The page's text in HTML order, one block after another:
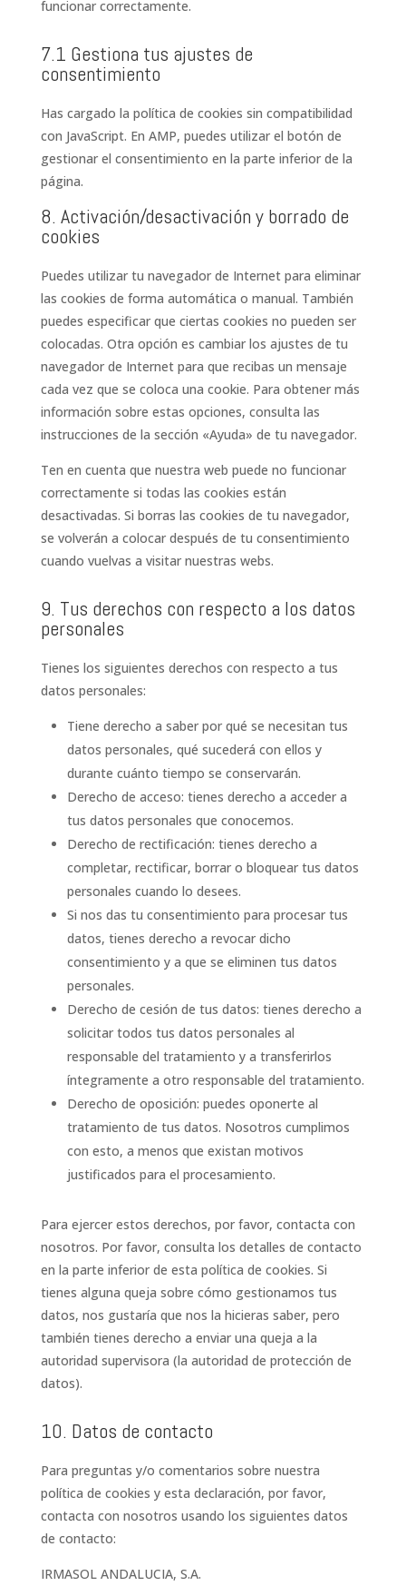
funcionar correctamente.
7.1 Gestiona tus ajustes de
consentimiento
Has cargado la política de cookies sin compatibilidad
con JavaScript. En AMP, puedes utilizar el botón de
gestionar el consentimiento en la parte inferior de la
página.
8. Activación/desactivación y borrado de
cookies
Puedes utilizar tu navegador de Internet para eliminar
las cookies de forma automática o manual. También
puedes especificar que ciertas cookies no pueden ser
colocadas. Otra opción es cambiar los ajustes de tu
navegador de Internet para que recibas un mensaje
cada vez que se coloca una cookie. Para obtener más
información sobre estas opciones, consulta las
instrucciones de la sección «Ayuda» de tu navegador.
Ten en cuenta que nuestra web puede no funcionar
correctamente si todas las cookies están
desactivadas. Si borras las cookies de tu navegador,
se volverán a colocar después de tu consentimiento
cuando vuelvas a visitar nuestras webs.
9. Tus derechos con respecto a los datos
personales
Tienes los siguientes derechos con respecto a tus
datos personales:
Tiene derecho a saber por qué se necesitan tus
datos personales, qué sucederá con ellos y
durante cuánto tiempo se conservarán.
Derecho de acceso: tienes derecho a acceder a
tus datos personales que conocemos.
Derecho de rectificación: tienes derecho a
completar, rectificar, borrar o bloquear tus datos
personales cuando lo desees.
Si nos das tu consentimiento para procesar tus
datos, tienes derecho a revocar dicho
consentimiento y a que se eliminen tus datos
personales.
Derecho de cesión de tus datos: tienes derecho a
solicitar todos tus datos personales al
responsable del tratamiento y a transferirlos
íntegramente a otro responsable del tratamiento.
Derecho de oposición: puedes oponerte al
tratamiento de tus datos. Nosotros cumplimos
con esto, a menos que existan motivos
justificados para el procesamiento.
Para ejercer estos derechos, por favor, contacta con
nosotros. Por favor, consulta los detalles de contacto
en la parte inferior de esta política de cookies. Si
tienes alguna queja sobre cómo gestionamos tus
datos, nos gustaría que nos la hicieras saber, pero
también tienes derecho a enviar una queja a la
autoridad supervisora (la autoridad de protección de
datos).
10. Datos de contacto
Para preguntas y/o comentarios sobre nuestra
política de cookies y esta declaración, por favor,
contacta con nosotros usando los siguientes datos
de contacto:
IRMASOL ANDALUCIA, S.A.